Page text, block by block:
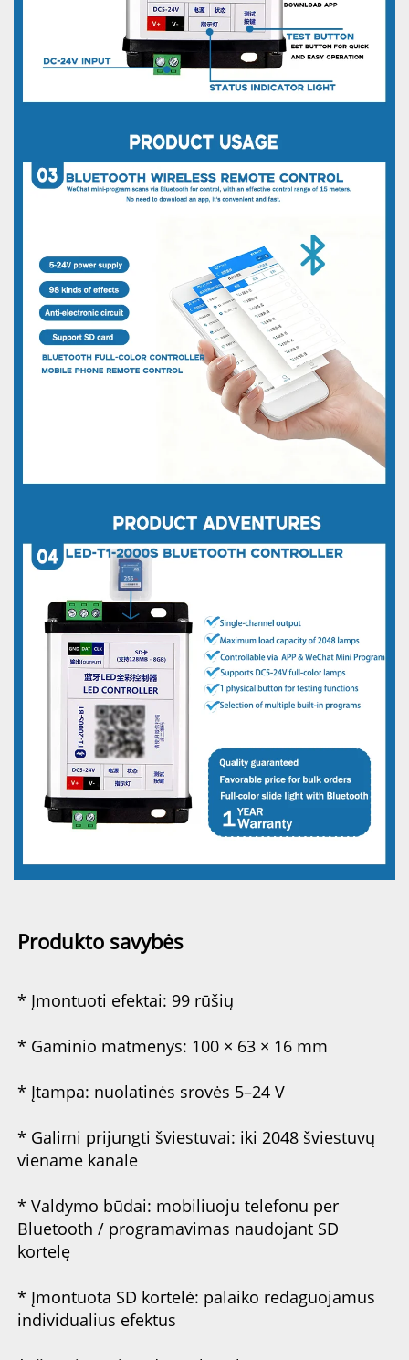
Produkto savybės
* Įmontuoti efektai: 99 rūšių
* Gaminio matmenys: 100 × 63 × 16 mm
* Įtampa: nuolatinės srovės 5–24 V
* Galimi prijungti šviestuvai: iki 2048 šviestuvų
viename kanale
* Valdymo būdai: mobiliuoju telefonu per
Bluetooth / programavimas naudojant SD
kortelę
* Įmontuota SD kortelė: palaiko redaguojamus
individualius efektus